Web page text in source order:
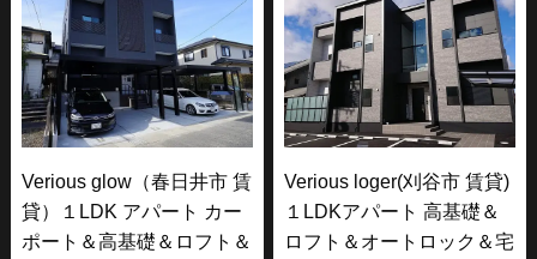
Verious glow（春日井市 賃
貸）１LDK アパート カー
ポート＆高基礎＆ロフト＆
Verious loger(刈谷市 賃貸)
１LDKアパート 高基礎＆
ロフト＆オートロック＆宅